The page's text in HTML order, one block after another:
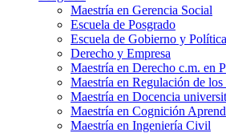
Maestría en Gerencia Social
Escuela de Posgrado
Escuela de Gobierno y
Derecho y Empresa
Maestría en Derecho c.m. en
Maestría en Regulación de
Maestría en Docencia
Maestría en Cognición
Maestría en Ingeniería Civil